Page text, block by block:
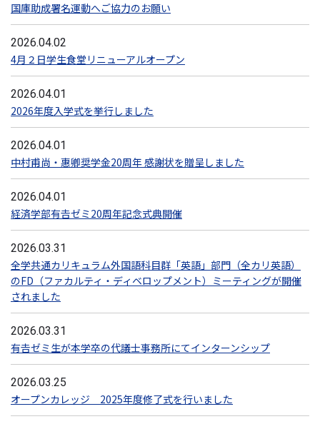
国庫助成署名運動へご協力のお願い
2026.04.02
4月２日学生食堂リニューアルオープン
2026.04.01
2026年度入学式を挙行しました
2026.04.01
中村甫尚・惠卿奨学金20周年 感謝状を贈呈しました
2026.04.01
経済学部有𠮷ゼミ20周年記念式典開催
2026.03.31
全学共通カリキュラム外国語科目群「英語」部門（全カリ英語）
のFD（ファカルティ・ディベロップメント）ミーティングが開催
されました
2026.03.31
有𠮷ゼミ生が本学卒の代議士事務所にてインターンシップ
2026.03.25
オープンカレッジ 2025年度修了式を行いました